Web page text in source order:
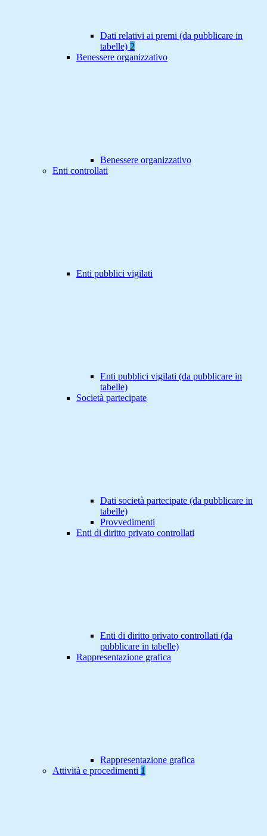
Dati relativi ai premi (da pubblicare in
tabelle) 2
Benessere organizzativo
Benessere organizzativo
Enti controllati
Enti pubblici vigilati
Enti pubblici vigilati (da pubblicare in
tabelle)
Società partecipate
Dati società partecipate (da pubblicare in
tabelle)
Provvedimenti
Enti di diritto privato controllati
Enti di diritto privato controllati (da
pubblicare in tabelle)
Rappresentazione grafica
Rappresentazione grafica
Attività e procedimenti 1